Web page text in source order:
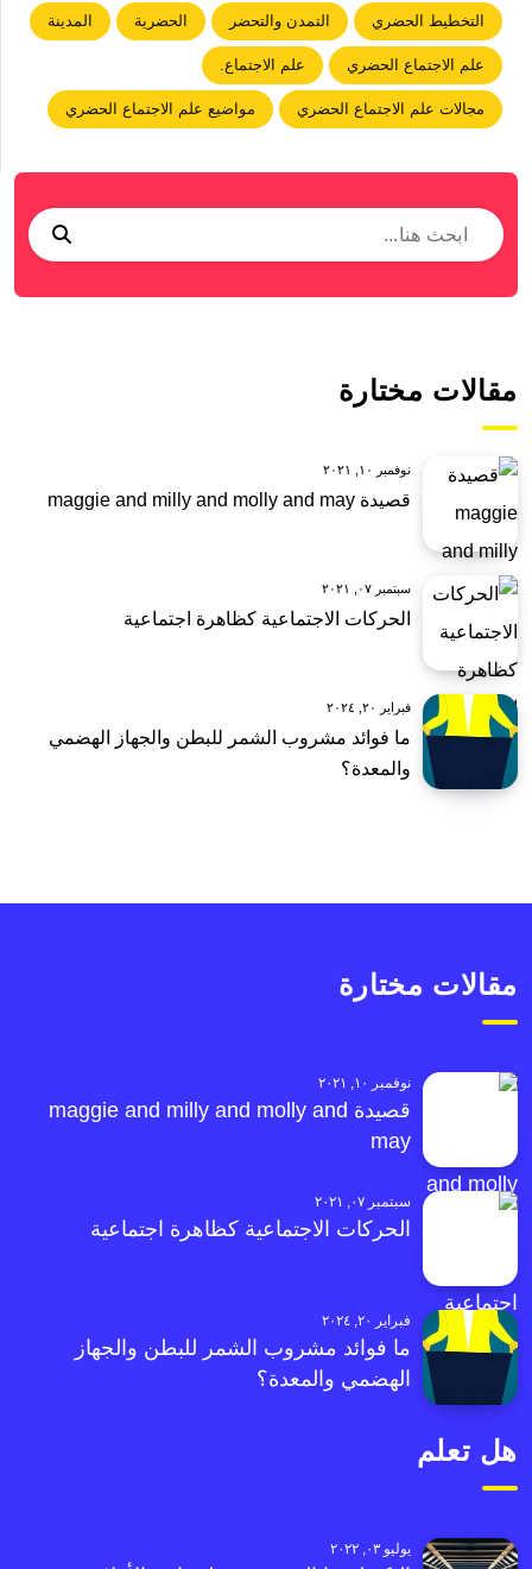
التخطيط الحضري التمدن والتحضر الحضرية المدينة
علم الاجتماع الحضري علم الاجتماع.
مجالات علم الاجتماع الحضري مواضيع علم الاجتماع الحضري
مقالات مختارة
نوفمبر ١٠, ٢٠٢١
قصيدة maggie and milly and molly and may
سبتمبر ٠٧, ٢٠٢١
الحركات الاجتماعية كظاهرة اجتماعية
فبراير ٢٠, ٢٠٢٤
ما فوائد مشروب الشمر للبطن والجهاز الهضمي
والمعدة؟
مقالات مختارة
نوفمبر ١٠, ٢٠٢١
قصيدة maggie and milly and molly and
may
سبتمبر ٠٧, ٢٠٢١
الحركات الاجتماعية كظاهرة اجتماعية
فبراير ٢٠, ٢٠٢٤
ما فوائد مشروب الشمر للبطن والجهاز
الهضمي والمعدة؟
هل تعلم
يوليو ٠٣, ٢٠٢٢